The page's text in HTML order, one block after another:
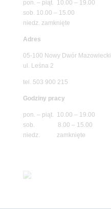
pon. – piąt. 10.00 – 19.00
sob. 10.00 – 15.00
niedz. zamknięte
Adres
05-100 Nowy Dwór Mazowiecki
ul. Leśna 2
tel. 503 900 215
Godziny pracy
pon. – piąt. 10.00 – 19.00
sob. 8.00 – 15.00
niedz. zamknięte